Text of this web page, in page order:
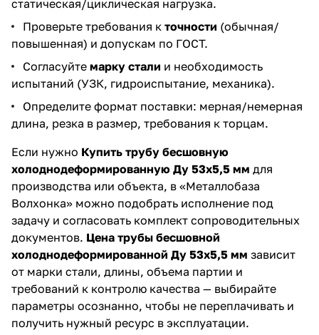
статическая/циклическая нагрузка.
Проверьте требования к точности (обычная/
повышенная) и допускам по ГОСТ.
Согласуйте марку стали и необходимость
испытаний (УЗК, гидроиспытание, механика).
Определите формат поставки: мерная/немерная
длина, резка в размер, требования к торцам.
Если нужно Купить трубу бесшовную
холоднодеформированную Ду 53х5,5 мм для
производства или объекта, в «Металлобаза
Волхонка» можно подобрать исполнение под
задачу и согласовать комплект сопроводительных
документов. Цена трубы бесшовной
холоднодеформированной Ду 53х5,5 мм зависит
от марки стали, длины, объема партии и
требований к контролю качества — выбирайте
параметры осознанно, чтобы не переплачивать и
получить нужный ресурс в эксплуатации.